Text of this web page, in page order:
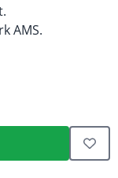
AMS.